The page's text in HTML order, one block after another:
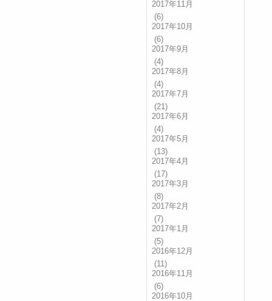
2017年11月
(6)
2017年10月
(6)
2017年9月
(4)
2017年8月
(4)
2017年7月
(21)
2017年6月
(4)
2017年5月
(13)
2017年4月
(17)
2017年3月
(8)
2017年2月
(7)
2017年1月
(5)
2016年12月
(11)
2016年11月
(6)
2016年10月